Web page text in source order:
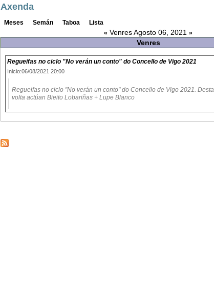
Axenda
Meses Semán Taboa
Lista
« Venres Agosto 06, 2021 »
Venres
Regueifas no ciclo "No verán un conto" do Concello de Vigo 2021
Inicio:06/08/2021 20:00
Regueifas no ciclo "No verán un conto" do Concello de Vigo 2021. Desta
volta actúan Bieito Lobariñas + Lupe Blanco